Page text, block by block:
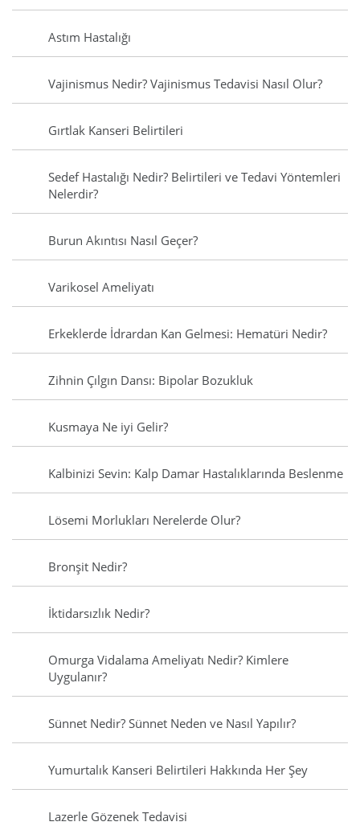
Astım Hastalığı
Vajinismus Nedir? Vajinismus Tedavisi Nasıl Olur?
Gırtlak Kanseri Belirtileri
Sedef Hastalığı Nedir? Belirtileri ve Tedavi Yöntemleri
Nelerdir?
Burun Akıntısı Nasıl Geçer?
Varikosel Ameliyatı
Erkeklerde İdrardan Kan Gelmesi: Hematüri Nedir?
Zihnin Çılgın Dansı: Bipolar Bozukluk
Kusmaya Ne iyi Gelir?
Kalbinizi Sevin: Kalp Damar Hastalıklarında Beslenme
Lösemi Morlukları Nerelerde Olur?
Bronşit Nedir?
İktidarsızlık Nedir?
Omurga Vidalama Ameliyatı Nedir? Kimlere
Uygulanır?
Sünnet Nedir? Sünnet Neden ve Nasıl Yapılır?
Yumurtalık Kanseri Belirtileri Hakkında Her Şey
Lazerle Gözenek Tedavisi